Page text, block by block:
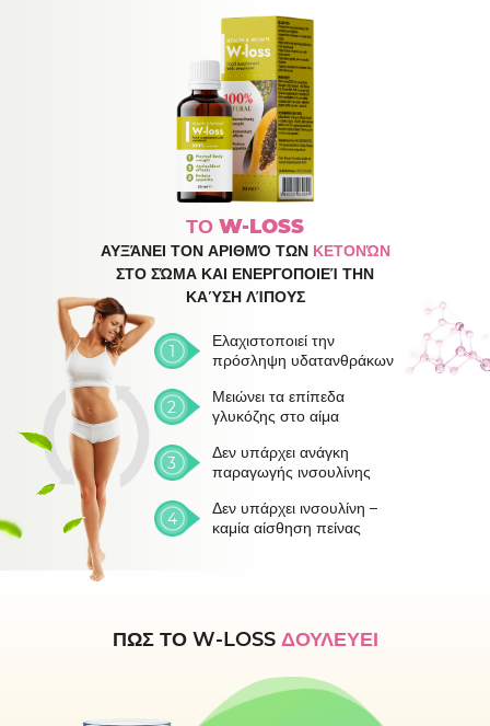
ΤΟ W-LOSS
ΑΥΞΆΝΕΙ ΤΟΝ ΑΡΙΘΜΌ ΤΩΝ ΚΕΤΟΝΏΝ
ΣΤΟ ΣΏΜΑ ΚΑΙ ΕΝΕΡΓΟΠΟΙΕΊ ΤΗΝ
ΚΑΎΣΗ ΛΊΠΟΥΣ
Ελαχιστοποιεί την
πρόσληψη υδατανθράκων
Μειώνει τα επίπεδα
γλυκόζης στο αίμα
Δεν υπάρχει ανάγκη
παραγωγής ινσουλίνης
Δεν υπάρχει ινσουλίνη –
καμία αίσθηση πείνας
ΠΩΣ ΤΟ W-LOSS ΔΟΥΛΕΥΕΙ